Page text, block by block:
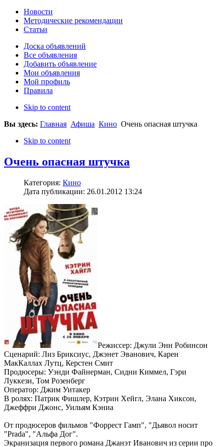
Новости
Методические рекомендации
Статьи
Доска объявлений
Все объявления
Добавить объявление
Мои объявления
Мой профиль
Правила
Skip to content
Вы здесь: Главная Афиша Кино Очень опасная штучка
Skip to content
Очень опасная штучка
Категория: Кино
Дата публикации: 26.01.2012 13:24
Режиссер: Джули Энн Робинсон
Сценарий: Лиз Бриксиус, Джэнет Эванович, Карен
МакКаллах Лутц, Керстен Смит
Продюсеры: Уэнди Файнерман, Сидни Киммел, Гэри
Луккези, Том Розенберг
Оператор: Джим Уитакер
В ролях: Патрик Фишлер, Кэтрин Хейгл, Элана Хиксон,
Джеффри Джонс, Уильям Кэниа
От продюсеров фильмов "Форрест Гамп", "Дьявол носит
"Prada", "Альфа Дог".
Экранизация первого романа Джанэт Иванович из серии про